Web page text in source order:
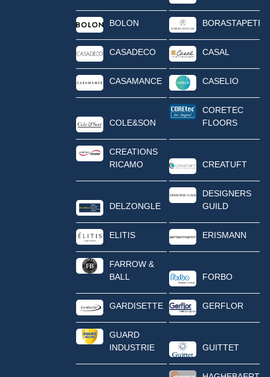
BOLON BORASTAPETER
CASADECO CASAL
CASAMANCE CASELIO
COLE&SON
CORETEC
FLOORS
CREATIONS
RICAMO
CREATUFT
DELZONGLE
DESIGNERS
GUILD
ELITIS ERISMANN
FARROW &
BALL
FORBO
GARDISETTE GERFLOR
GUARD
INDUSTRIE
GUITTET